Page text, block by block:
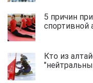
5 причин
спортивной
Кто из